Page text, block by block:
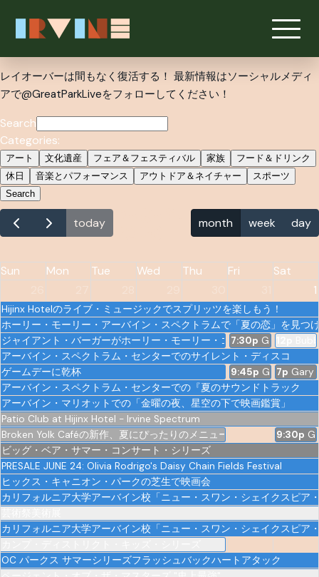
レイオーバーは間もなく復活する！ 最新情報はソーシャルメディ
アで@GreatParkLiveをフォローしてください！
Search
Categories:
アート 文化遺産 フェア＆フェスティバル 家族
フード＆ドリンク
休日
音楽とパフォーマンス アウトドア＆ネイチャー
スポーツ
Search
today month week day
Sun Mon Tue Wed Thu Fri
Sat
1
Hijinx Hotelのライブ・ミュージックでスプリッツを楽しもう！
ホーリー・モーリー・アーバイン・スペクトラムで「夏の恋」を見つ
ジャイアント・バーガーがホーリー・モーリー・ゴルフ・クラブに登
7:30p Gary Owen
アーバイン・スペクトラム・センターでのサイレント・ディスコ
ゲームデーに乾杯
9:45p Gary Owen
7p Gary
アーバイン・スペクトラム・センターでの『夏のサウンドトラック
アーバイン・マリオットでの「金曜の夜、星空の下で映画鑑賞」
Patio Club at Hijinx Hotel - Irvine Spectrum
Broken Yolk Caféの新作、夏にぴったりのメニューが登場！
9:30p
ビッグ・ベア・サマー・コンサート・シリーズ
PRESALE JUNE 24: Olivia Rodrigo's Daisy Chain Fields Festival
ヒックス・キャニオン・パークの芝生で映画会
カリフォルニア大学アーバイン校「ニュー・スワン・シェイクスピア
カリフォルニア大学アーバイン校「ニュー・スワン・シェイクスピ
OC パークス サマーシリーズフラッシュバックハートアタック